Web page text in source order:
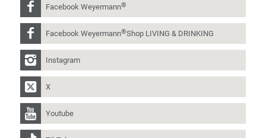
Facebook Weyermann®
Facebook Weyermann®Shop LIVING & DRINKING
Instagram
X
Youtube